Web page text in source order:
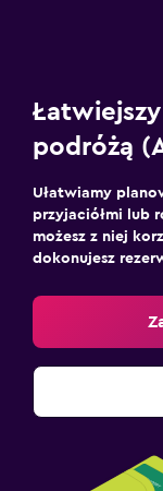
podróżą
Ułatwiamy
przyjaciółmi lub
możesz z niej
dokonujesz